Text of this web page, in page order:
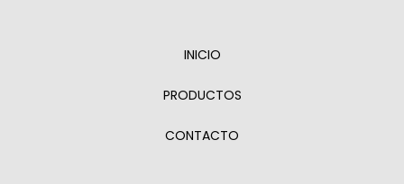
INICIO
PRODUCTOS
CONTACTO